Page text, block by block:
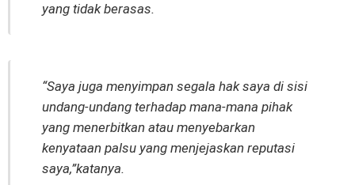
yang tidak berasas.
“Saya juga menyimpan segala hak saya di sisi
undang-undang terhadap mana-mana pihak
yang menerbitkan atau menyebarkan
kenyataan palsu yang menjejaskan reputasi
saya,”katanya.